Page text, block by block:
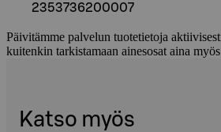
2353736200007
Päivitämme palvelun tuotetietoja
kuitenkin tarkistamaan ainesosat aina
Katso myös